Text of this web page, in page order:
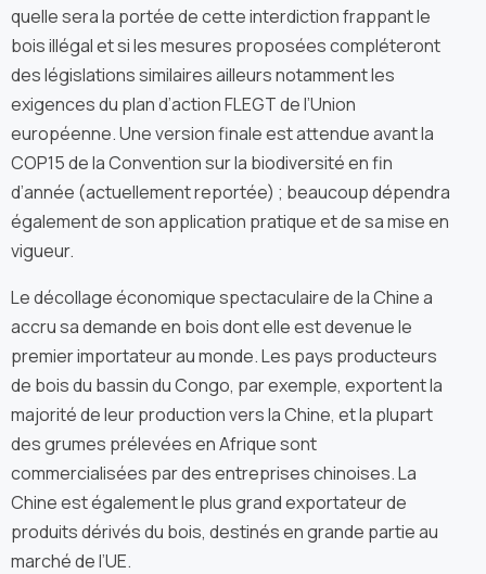
quelle sera la portée de cette interdiction frappant le
bois illégal et si les mesures proposées compléteront
des législations similaires ailleurs notamment les
exigences du plan d’action FLEGT de l’Union
européenne. Une version finale est attendue avant la
COP15 de la Convention sur la biodiversité en fin
d’année (actuellement reportée) ; beaucoup dépendra
également de son application pratique et de sa mise en
vigueur.
Le décollage économique spectaculaire de la Chine a
accru sa demande en bois dont elle est devenue le
premier importateur au monde. Les pays producteurs
de bois du bassin du Congo, par exemple, exportent la
majorité de leur production vers la Chine, et la plupart
des grumes prélevées en Afrique sont
commercialisées par des entreprises chinoises. La
Chine est également le plus grand exportateur de
produits dérivés du bois, destinés en grande partie au
marché de l’UE.